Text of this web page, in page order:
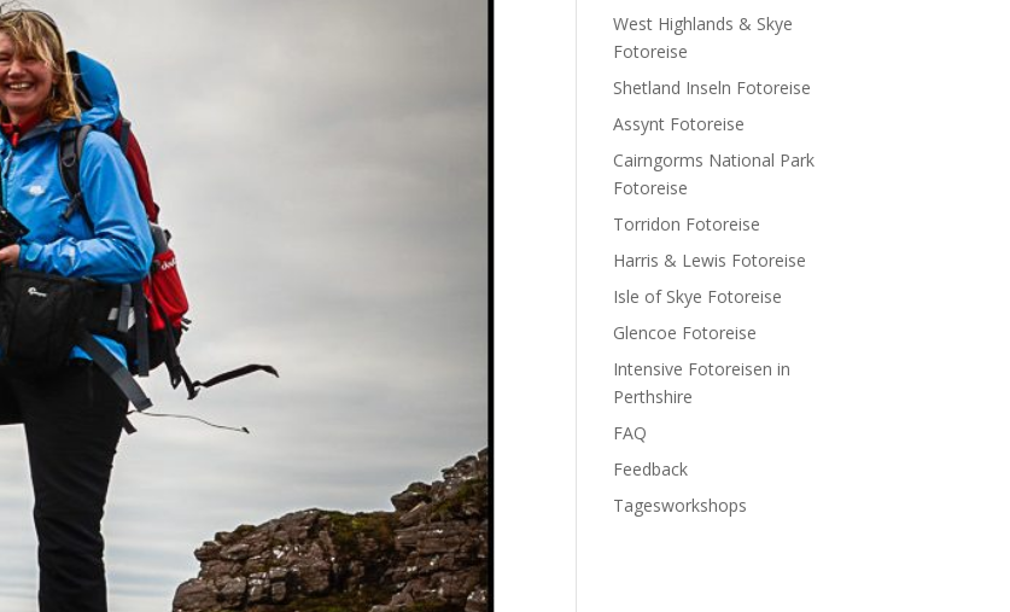
West Highlands & Skye
Fotoreise
Shetland Inseln Fotoreise
Assynt Fotoreise
Cairngorms National Park
Fotoreise
Torridon Fotoreise
Harris & Lewis Fotoreise
Isle of Skye Fotoreise
Glencoe Fotoreise
Intensive Fotoreisen in
Perthshire
FAQ
Feedback
Tagesworkshops